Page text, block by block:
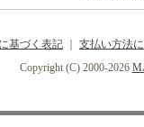
基づく表記
支払い方法
Copyright (C) 2000-2026